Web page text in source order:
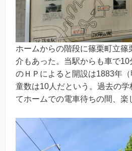
ホームからの階段に篠栗町立篠
介もあった。当駅からも車で
のＨＰによると開設は1883年
童数は10人だという。過去の
てホームでの電車待ちの間、楽